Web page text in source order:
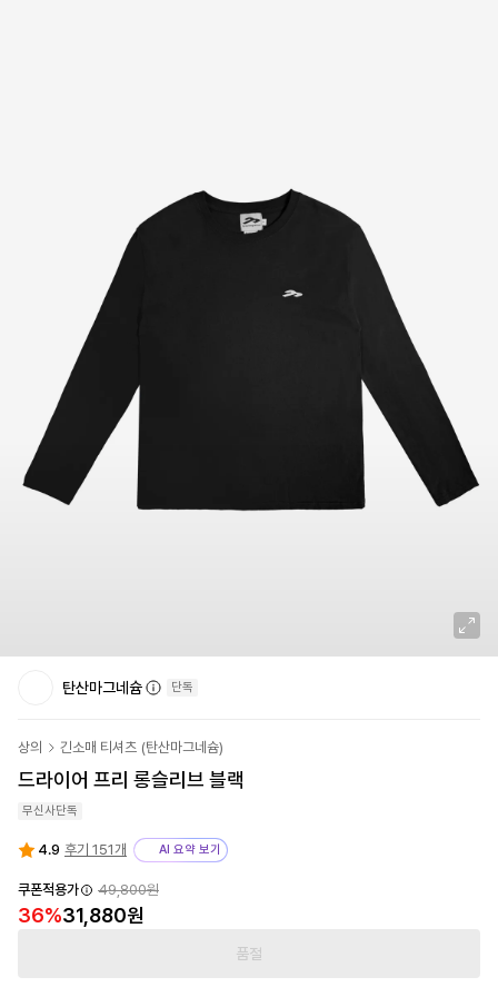
탄산마그네슘 단독
상의 긴소매 티셔츠 (탄산마그네슘)
드라이어 프리 롱슬리브 블랙
무신사단독
4.9 후기 151개 AI 요약 보기
쿠폰적용가 49,800원
36%31,880원
품절